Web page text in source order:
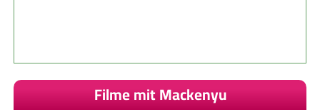
Filme mit Mackenyu